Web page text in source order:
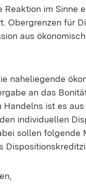
im Sinne
Obergrenzen für
aus
naheliegende
an das
ist es
individuellen
sollen folgende